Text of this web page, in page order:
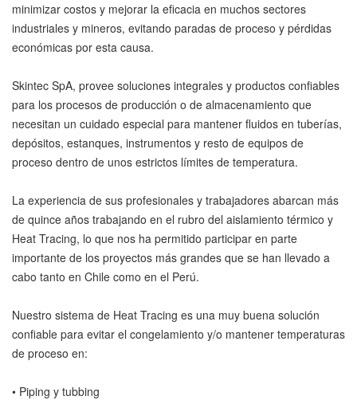
minimizar costos y mejorar la eficacia en muchos sectores
industriales y mineros, evitando paradas de proceso y pérdidas
económicas por esta causa.
Skintec SpA, provee soluciones integrales y productos confiables
para los procesos de producción o de almacenamiento que
necesitan un cuidado especial para mantener fluidos en tuberías,
depósitos, estanques, instrumentos y resto de equipos de
proceso dentro de unos estrictos límites de temperatura.
La experiencia de sus profesionales y trabajadores abarcan más
de quince años trabajando en el rubro del aislamiento térmico y
Heat Tracing, lo que nos ha permitido participar en parte
importante de los proyectos más grandes que se han llevado a
cabo tanto en Chile como en el Perú.
Nuestro sistema de Heat Tracing es una muy buena solución
confiable para evitar el congelamiento y/o mantener temperaturas
de proceso en:
• Piping y tubbing